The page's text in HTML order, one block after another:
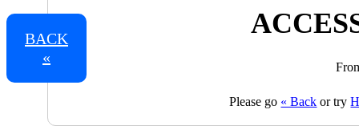
BACK
«
Please go « Back or try